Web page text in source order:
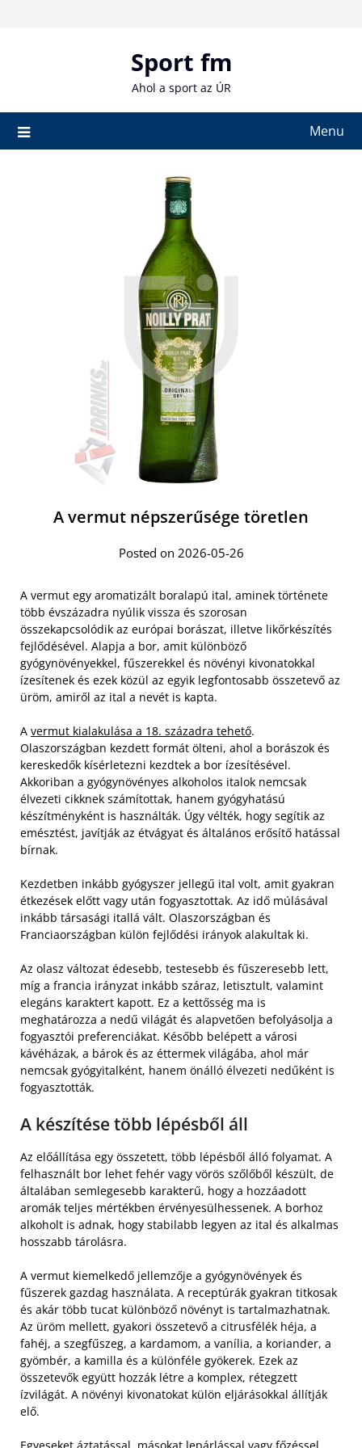
Sport fm
Ahol a sport az ÚR
Menu
A vermut népszerűsége töretlen
Posted on 2026-05-26
A vermut egy aromatizált boralapú ital, aminek története
több évszázadra nyúlik vissza és szorosan
összekapcsolódik az európai borászat, illetve likőrkészítés
fejlődésével. Alapja a bor, amit különböző
gyógynövényekkel, fűszerekkel és növényi kivonatokkal
ízesítenek és ezek közül az egyik legfontosabb összetevő az
üröm, amiről az ital a nevét is kapta.
A vermut kialakulása a 18. századra tehető.
Olaszországban kezdett formát ölteni, ahol a borászok és
kereskedők kísérletezni kezdtek a bor ízesítésével.
Akkoriban a gyógynövényes alkoholos italok nemcsak
élvezeti cikknek számítottak, hanem gyógyhatású
készítményként is használták. Úgy vélték, hogy segítik az
emésztést, javítják az étvágyat és általános erősítő hatással
bírnak.
Kezdetben inkább gyógyszer jellegű ital volt, amit gyakran
étkezések előtt vagy után fogyasztottak. Az idő múlásával
inkább társasági itallá vált. Olaszországban és
Franciaországban külön fejlődési irányok alakultak ki.
Az olasz változat édesebb, testesebb és fűszeresebb lett,
míg a francia irányzat inkább száraz, letisztult, valamint
elegáns karaktert kapott. Ez a kettősség ma is
meghatározza a nedű világát és alapvetően befolyásolja a
fogyasztói preferenciákat. Később belépett a városi
kávéházak, a bárok és az éttermek világába, ahol már
nemcsak gyógyitalként, hanem önálló élvezeti nedűként is
fogyasztották.
A készítése több lépésből áll
Az előállítása egy összetett, több lépésből álló folyamat. A
felhasznált bor lehet fehér vagy vörös szőlőből készült, de
általában semlegesebb karakterű, hogy a hozzáadott
aromák teljes mértékben érvényesülhessenek. A borhoz
alkoholt is adnak, hogy stabilabb legyen az ital és alkalmas
hosszabb tárolásra.
A vermut kiemelkedő jellemzője a gyógynövények és
fűszerek gazdag használata. A receptúrák gyakran titkosak
és akár több tucat különböző növényt is tartalmazhatnak.
Az üröm mellett, gyakori összetevő a citrusfélék héja, a
fahéj, a szegfűszeg, a kardamom, a vanília, a koriander, a
gyömbér, a kamilla és a különféle gyökerek. Ezek az
összetevők együtt hozzák létre a komplex, rétegzett
ízvilágát. A növényi kivonatokat külön eljárásokkal állítják
elő.